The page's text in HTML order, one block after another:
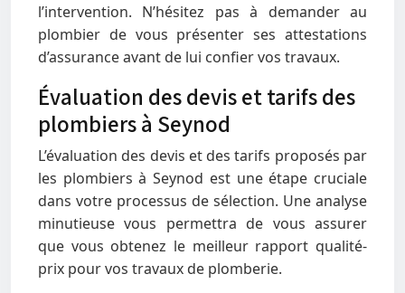
l’intervention. N’hésitez pas à demander au
plombier de vous présenter ses attestations
d’assurance avant de lui confier vos travaux.
Évaluation des devis et tarifs des
plombiers à Seynod
L’évaluation des devis et des tarifs proposés par
les plombiers à Seynod est une étape cruciale
dans votre processus de sélection. Une analyse
minutieuse vous permettra de vous assurer
que vous obtenez le meilleur rapport qualité-
prix pour vos travaux de plomberie.